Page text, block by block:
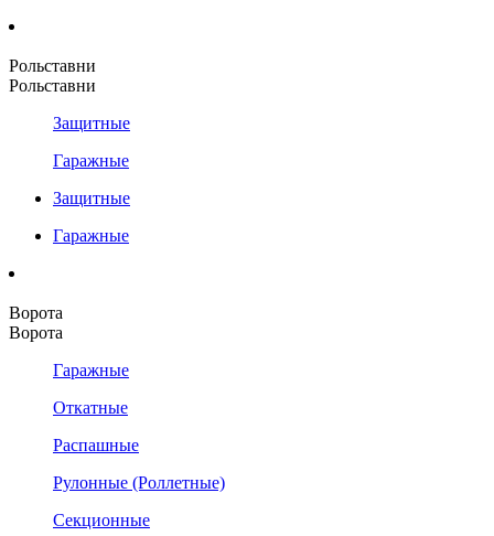
Рольставни
Рольставни
Защитные
Гаражные
Защитные
Гаражные
Ворота
Ворота
Гаражные
Откатные
Распашные
Рулонные (Роллетные)
Секционные